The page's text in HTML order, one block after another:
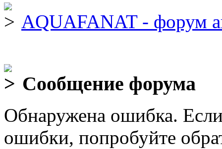
AQUAFANAT - форум
Сообщение форума
Обнаружена ошибка.
ошибки, попробуйте